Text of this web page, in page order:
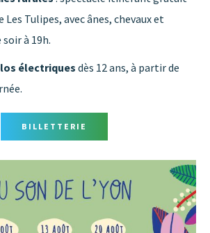
Les Tulipes, avec ânes, chevaux et
à 19h.
électriquesdès 12 ans, à partir de
BILLETTERIE